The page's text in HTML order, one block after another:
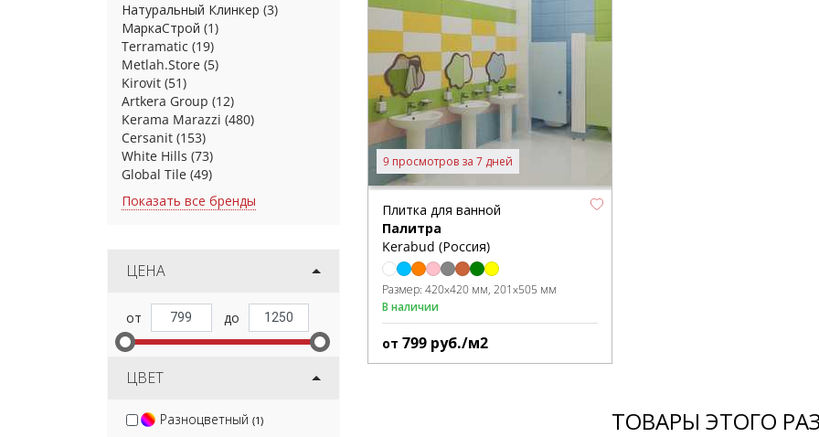
Натуральный Клинкер (3)
МаркаСтрой (1)
Terramatic (19)
Metlah.Store (5)
Kirovit (51)
Artkera Group (12)
Kerama Marazzi (480)
Cersanit (153)
White Hills (73)
Global Tile (49)
Показать все бренды
ЦЕНА
ЦВЕТ
Разноцветный (1)
9 просмотров за 7 дней
Плитка для ванной
Палитра
Kerabud (Россия)
Размер: 420x420 мм 201x505 мм
В наличии
от 799 руб./м2
ТОВАРЫ ЭТОГО